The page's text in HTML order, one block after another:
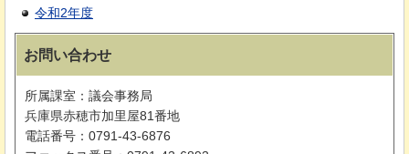
令和2年度
お問い合わせ
所属課室：議会事務局
兵庫県赤穂市加里屋81番地
電話番号：0791-43-6876